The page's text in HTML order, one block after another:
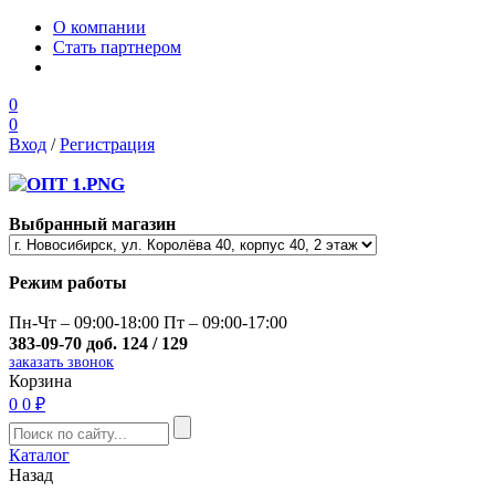
О компании
Стать партнером
0
0
Вход /Регистрация
Выбранный магазин
Режим работы
Пн-Чт – 09:00-18:00 Пт – 09:00-17:00
383-09-70 доб. 124 / 129
заказать звонок
Корзина
0 0 ₽
Каталог
Назад